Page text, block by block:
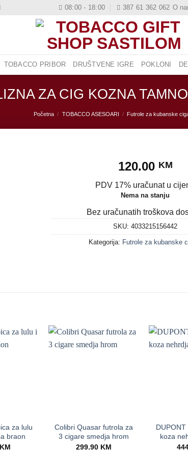
08:00 - 18:00 387 61 362 062 O
TOBACCO PRIBOR DRUŠTVENE IGRE POKLONI
ZA CIG KOZNA
Početna / TOBACCO ASESOARI / Futrole za kubanske
120.00 KM
PDV 17% uračunat u
Nema na stanju
Bez uračunatih troškova
SKU:4033215156442
Kategorija: Futrole za kubanske
za lulu
braon
KM
Colibri Quasar futrola za
3 cigare smedja hrom
299.90 KM
koza